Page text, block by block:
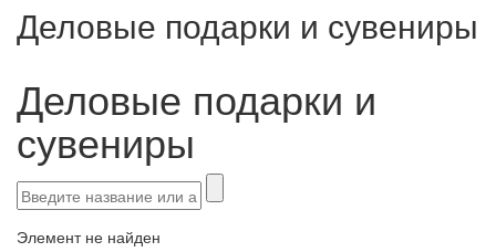
Деловые подарки и сувениры
Деловые подарки и
сувениры
Элемент не найден